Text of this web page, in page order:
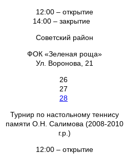
12:00 – открытие
14:00 – закрытие
Советский район
ФОК «Зеленая роща»
Ул. Воронова, 21
26
27
28
Турнир по настольному теннису
памяти О.Н. Салимова (2008-2010
г.р.)
12:00 – открытие